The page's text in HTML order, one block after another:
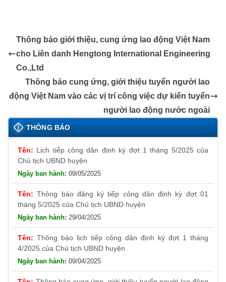
Thông báo giới thiệu, cung ứng lao động Việt Nam
cho Liên danh Hengtong International Engineering
Co.,Ltd
Thông báo cung ứng, giới thiệu tuyển người lao
động Việt Nam vào các vị trí công việc dự kiến tuyển
người lao động nước ngoài
THÔNG BÁO
Lịch tiếp công dân định kỳ đợt 1 tháng 5/2025 của
Chủ tịch UBND huyện
Thông báo đăng ký tiếp công dân định kỳ đợt 01
tháng 5/2025 của Chủ tịch UBND huyện
Thông báo lịch tiếp công dân định kỳ đợt 1 tháng
4/2025 của Chủ tịch UBND huyện
Thông báo cung ứng, giới thiệu tuyển người lao động